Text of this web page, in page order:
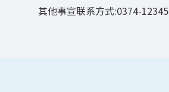
其他事宣联系方式:0374-12345